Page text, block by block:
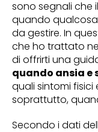
sono segnali che
quando
da gestire. In
che ho trattato
di offrirti una
quando ansia e
quali sintomi
soprattutto,
Secondo i dati